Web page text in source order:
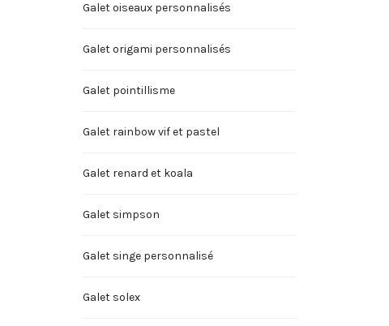
Galet oiseaux personnalisés
Galet origami personnalisés
Galet pointillisme
Galet rainbow vif et pastel
Galet renard et koala
Galet simpson
Galet singe personnalisé
Galet solex